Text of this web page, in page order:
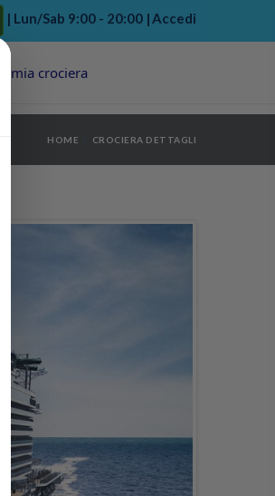
>
>
| Lun/Sab 9:00 - 20:00 |Accedi
La mia crociera
HOME CROCIERA DETTAGLI